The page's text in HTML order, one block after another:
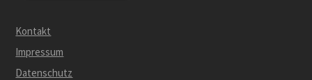
Kontakt
Impressum
Datenschutz